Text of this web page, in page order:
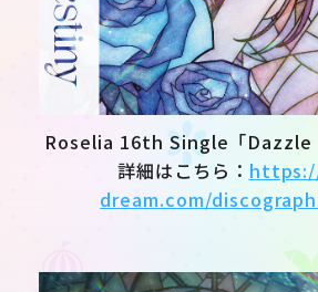
JPEN
Roselia 16th Single「Dazzle
詳細はこちら：
dream.com/